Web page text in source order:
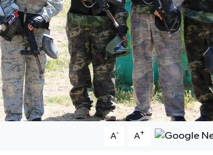
A- A+